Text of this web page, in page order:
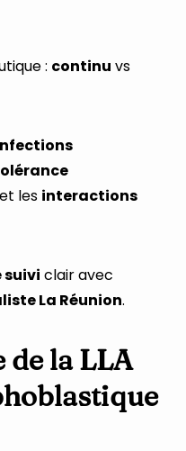
: continu vs
les interactions
suivi clair avec
La Réunion.
de la LLA